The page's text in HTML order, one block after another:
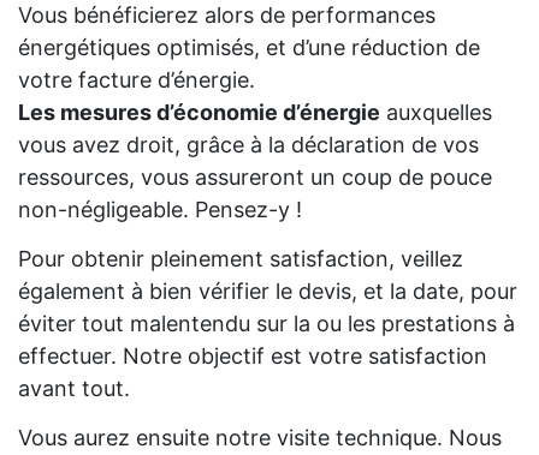
Vous bénéficierez alors de performances
énergétiques optimisés, et d’une réduction de
votre facture d’énergie.
Les mesures d’économie d’énergie auxquelles
vous avez droit, grâce à la déclaration de vos
ressources, vous assureront un coup de pouce
non-négligeable. Pensez-y !
Pour obtenir pleinement satisfaction, veillez
également à bien vérifier le devis, et la date, pour
éviter tout malentendu sur la ou les prestations à
effectuer. Notre objectif est votre satisfaction
avant tout.
Vous aurez ensuite notre visite technique. Nous